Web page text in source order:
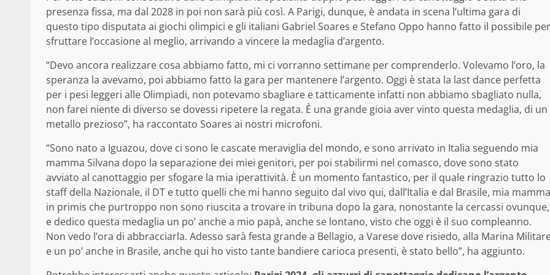
presenza fissa, ma dal 2028 in poi non sarà più così. A Parigi, dunque, è andata in scena l’ultima gara di
questo tipo disputata ai giochi olimpici e gli italiani Gabriel Soares e Stefano Oppo hanno fatto il possibile per
sfruttare l’occasione al meglio, arrivando a vincere la medaglia d’argento.
“Devo ancora realizzare cosa abbiamo fatto, mi ci vorranno settimane per comprenderlo. Volevamo l’oro, la
speranza la avevamo, poi abbiamo fatto la gara per mantenere l’argento. Oggi è stata la last dance perfetta
per i pesi leggeri alle Olimpiadi, non potevamo sbagliare e tatticamente infatti non abbiamo sbagliato nulla,
non farei niente di diverso se dovessi ripetere la regata. È una grande gioia aver vinto questa medaglia, di un
metallo prezioso”, ha raccontato Soares ai nostri microfoni.
“Sono nato a Iguazou, dove ci sono le cascate meraviglia del mondo, e sono arrivato in Italia seguendo mia
mamma Silvana dopo la separazione dei miei genitori, per poi stabilirmi nel comasco, dove sono stato
avviato al canottaggio per sfogare la mia iperattività. È un momento fantastico, per il quale ringrazio tutto lo
staff della Nazionale, il DT e tutto quelli che mi hanno seguito dal vivo qui, dall’Italia e dal Brasile, mia mamma
in primis che purtroppo non sono riuscita a trovare in tribuna dopo la gara, nonostante la cercassi ovunque,
e dedico questa medaglia un po’ anche a mio papà, anche se lontano, visto che oggi è il suo compleanno.
Non vedo l’ora di abbracciarla. Adesso sarà festa grande a Bellagio, a Varese dove risiedo, alla Marina
e un po’ anche in Brasile, anche qui ho visto tante bandiere carioca presenti, è stato bello”, ha aggiunto.